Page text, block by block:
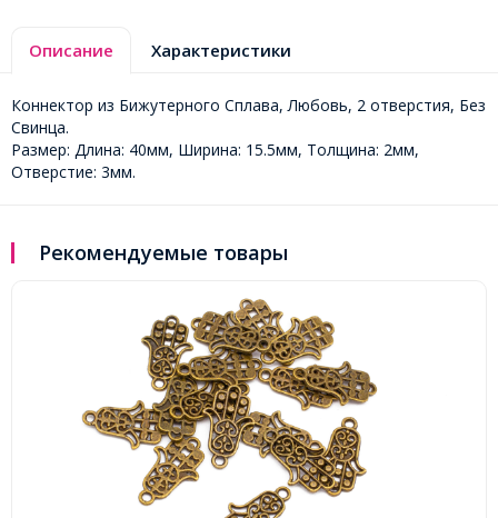
Описание Характеристики
Коннектор из Бижутерного Сплава, Любовь, 2 отверстия, Без
Свинца.
Размер: Длина: 40мм, Ширина: 15.5мм, Толщина: 2мм,
Отверстие: 3мм.
Рекомендуемые товары